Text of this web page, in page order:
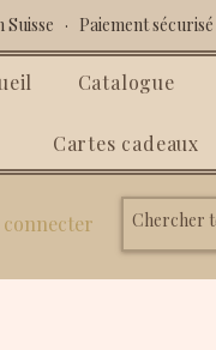
· Paiement sécurisé
Catalogue
Cartes cadeaux
connecter